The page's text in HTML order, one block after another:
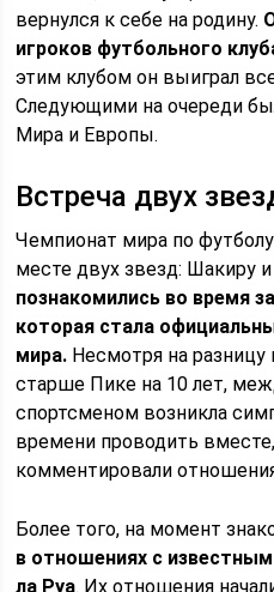
вернулся к себе на родину.
игроков футбольного
этим клубом он выиграл
Следующими на очереди
Мира и Европы.
Встреча двух
Чемпионат мира по
месте двух звезд: Шакиру
познакомились во время
которая стала
мира. Несмотря на
старше Пике на 10 лет,
спортсменом возникла
времени проводить
комментировали
Более того, на момент
в отношениях с
ла Руа. Их отношения